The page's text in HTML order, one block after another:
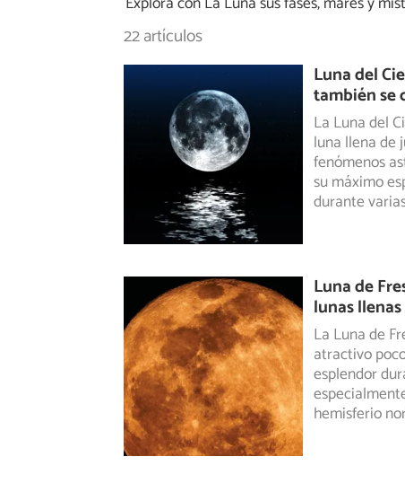
22 artículos
Luna del
también se
La Luna del
luna llena de
fenómenos
su máximo
durante
Luna de
lunas
La Luna de
atractivo
esplendor
hemisferio